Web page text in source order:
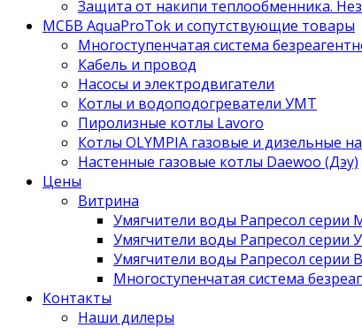
Защита от накипи теплообменника.
МСБВ AquaProTok и сопутствующие товары
Многоступенчатая система
Кабель и провод
Насосы и электродвигатели
Котлы и водоподогреватели УМТ
Пиролизные котлы Lavoro
Котлы OLYMPIA газовые и дизельные
Настенные газовые котлы Daewoo (Дэу)
Цены
Витрина
Умягчители воды Рапресол серии
Умягчители воды Рапресол серии У
Умягчители воды Рапресол серии
Многоступенчатая система
Контакты
Наши дилеры